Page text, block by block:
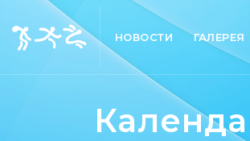
НОВОСТИ ГАЛЕРЕЯ